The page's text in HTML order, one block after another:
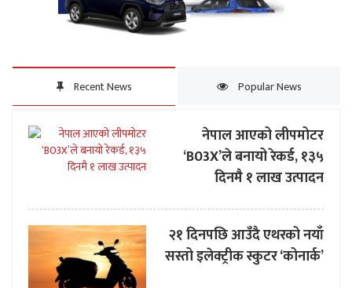
Recent News Popular News
नेपाल आएको लीपमोटर
‘B03X’ले बनायो रेकर्ड, १३५
दिनमै १ लाख उत्पादन
२१ दिनपछि आउँदै एथरको नयाँ
सस्तो इलेक्ट्रीक स्कुटर ‘कोनार्क’